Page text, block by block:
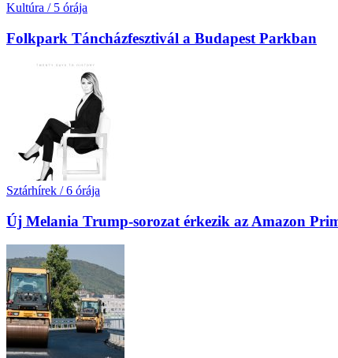
Kultúra / 5 órája
Folkpark Táncházfesztivál a Budapest Parkban
Sztárhírek / 6 órája
Új Melania Trump-sorozat érkezik az Amazon